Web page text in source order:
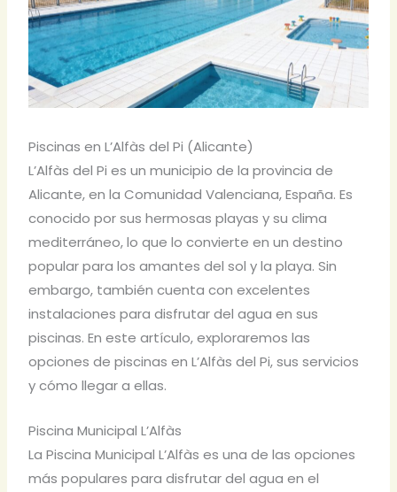
Piscinas en L’Alfàs del Pi (Alicante)
L’Alfàs del Pi es un municipio de la provincia de
Alicante, en la Comunidad Valenciana, España. Es
conocido por sus hermosas playas y su clima
mediterráneo, lo que lo convierte en un destino
popular para los amantes del sol y la playa. Sin
embargo, también cuenta con excelentes
instalaciones para disfrutar del agua en sus
piscinas. En este artículo, exploraremos las
opciones de piscinas en L’Alfàs del Pi, sus servicios
y cómo llegar a ellas.
Piscina Municipal L’Alfàs
La Piscina Municipal L’Alfàs es una de las opciones
más populares para disfrutar del agua en el